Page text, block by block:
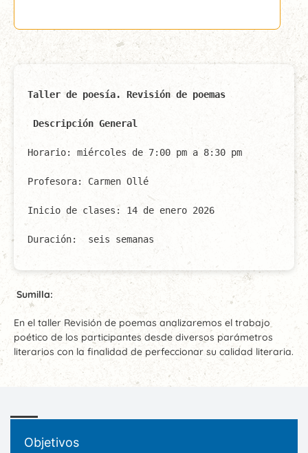
Taller de poesía. Revisión de poemas
Descripción General
Horario: miércoles de 7:00 pm a 8:30 pm
Profesora: Carmen Ollé
Inicio de clases: 14 de enero 2026
Duración:  seis semanas
Sumilla:
En el taller Revisión de poemas analizaremos el trabajo
poético de los participantes desde diversos parámetros
literarios con la finalidad de perfeccionar su calidad literaria.
Objetivos